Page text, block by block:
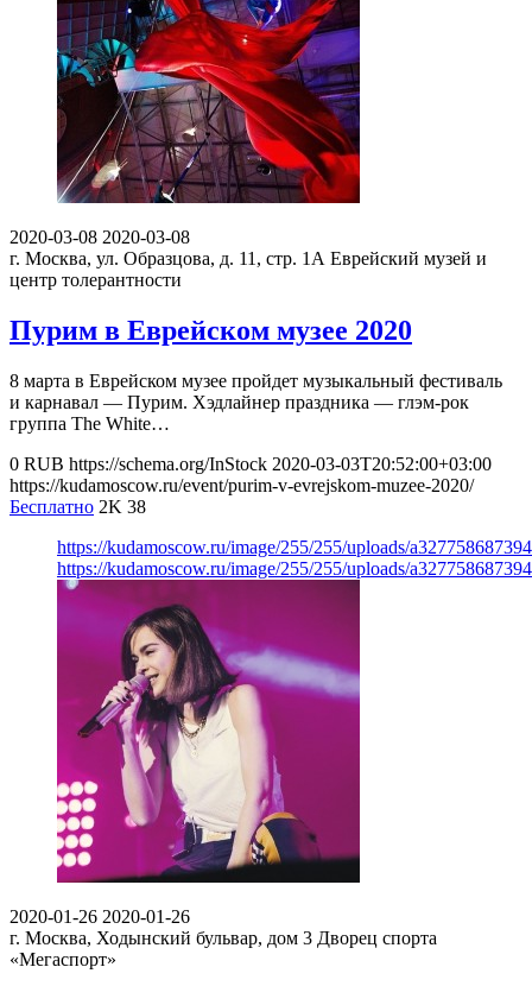
2020-03-08 2020-03-08
г. Москва, ул. Образцова, д. 11, стр. 1А Еврейский музей и
центр толерантности
Пурим в Еврейском музее 2020
8 марта в Еврейском музее пройдет музыкальный фестиваль
и карнавал — Пурим. Хэдлайнер праздника — глэм-рок
группа The White…
0 RUB https://schema.org/InStock 2020-03-03T20:52:00+03:00
https://kudamoscow.ru/event/purim-v-evrejskom-muzee-2020/
Бесплатно 2K 38
https://kudamoscow.ru/image/255/255/uploads/
https://kudamoscow.ru/image/255/255/uploads/
2020-01-26 2020-01-26
г. Москва, Ходынский бульвар, дом 3 Дворец спорта
«Мегаспорт»